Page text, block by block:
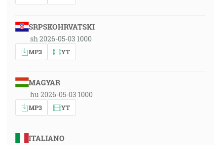
SRPSKOHRVATSKI
sh 2026-05-03 1000
MP3 YT
MAGYAR
hu 2026-05-03 1000
MP3 YT
ITALIANO